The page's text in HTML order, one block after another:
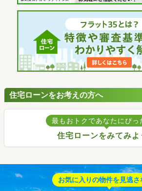
住宅ローンをお考えの方へ
最もおトクであなたにぴっ
住宅ローンをみてみよ
お気に入りの物件を見逃さ